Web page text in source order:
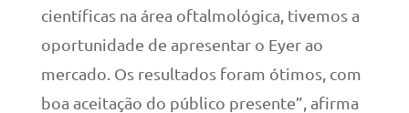
científicas na área oftalmológica, tivemos a
oportunidade de apresentar o Eyer ao
mercado. Os resultados foram ótimos, com
boa aceitação do público presente”, afirma